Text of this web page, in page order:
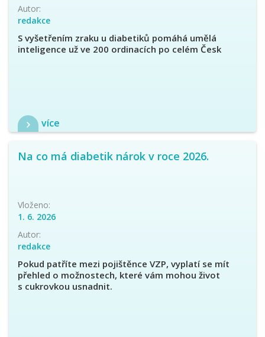
Autor:
redakce
S vyšetřením zraku u diabetiků pomáhá umělá
inteligence už ve 200 ordinacích po celém Česk
více
Na co má diabetik nárok v roce 2026.
Vloženo:
1. 6. 2026
Autor:
redakce
Pokud patříte mezi pojištěnce VZP, vyplatí se mít
přehled o možnostech, které vám mohou život
s cukrovkou usnadnit.